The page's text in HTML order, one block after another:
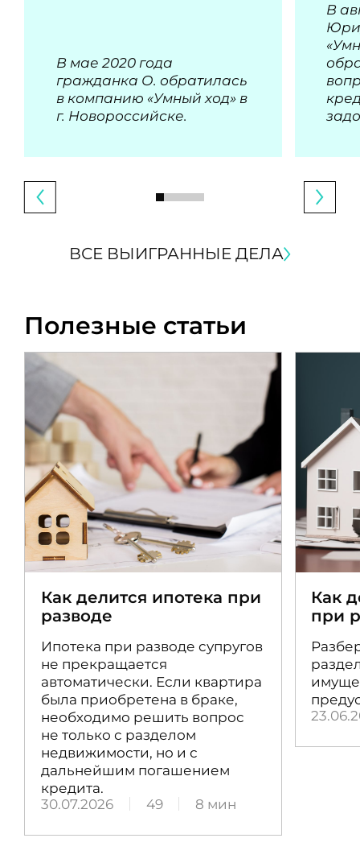
В мае 2020 года
гражданка О. обратилась
в компанию «Умный ход» в
г. Новороссийске.
В
ВСЕ ВЫИГРАННЫЕ ДЕЛА
Полезные статьи
Как делится ипотека при
разводе
Ипотека при разводе супругов
не прекращается
автоматически. Если квартира
была приобретена в браке,
необходимо решить вопрос
не только с разделом
недвижимости, но и с
дальнейшим погашением
кредита.
30.07.2026
49 8 мин
Как
при